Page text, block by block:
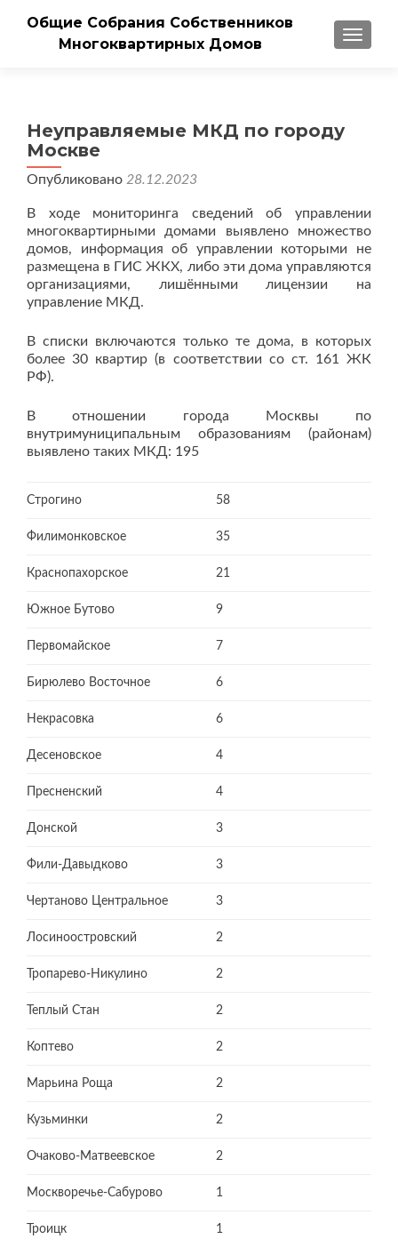
Общие Собрания Собственников
Многоквартирных Домов
Неуправляемые МКД по городу
Москве
Опубликовано 28.12.2023
В ходе мониторинга сведений об управлении
многоквартирными домами выявлено множество
домов, информация об управлении которыми не
размещена в ГИС ЖКХ, либо эти дома управляются
организациями, лишёнными лицензии на
управление МКД.
В списки включаются только те дома, в которых
более 30 квартир (в соответствии со ст. 161 ЖК
РФ).
В отношении города Москвы по
внутримуниципальным образованиям (районам)
выявлено таких МКД: 195
Строгино 58
Филимонковское 35
Краснопахорское 21
Южное Бутово 9
Первомайское 7
Бирюлево Восточное 6
Некрасовка 6
Десеновское 4
Пресненский 4
Донской 3
Фили-Давыдково 3
Чертаново Центральное 3
Лосиноостровский 2
Тропарево-Никулино 2
Теплый Стан 2
Коптево 2
Марьина Роща 2
Кузьминки 2
Очаково-Матвеевское 2
Москворечье-Сабурово 1
Троицк 1